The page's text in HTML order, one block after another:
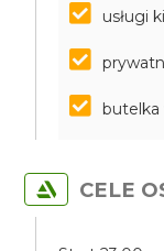
​​​​​​​usługi
butelka
CELE